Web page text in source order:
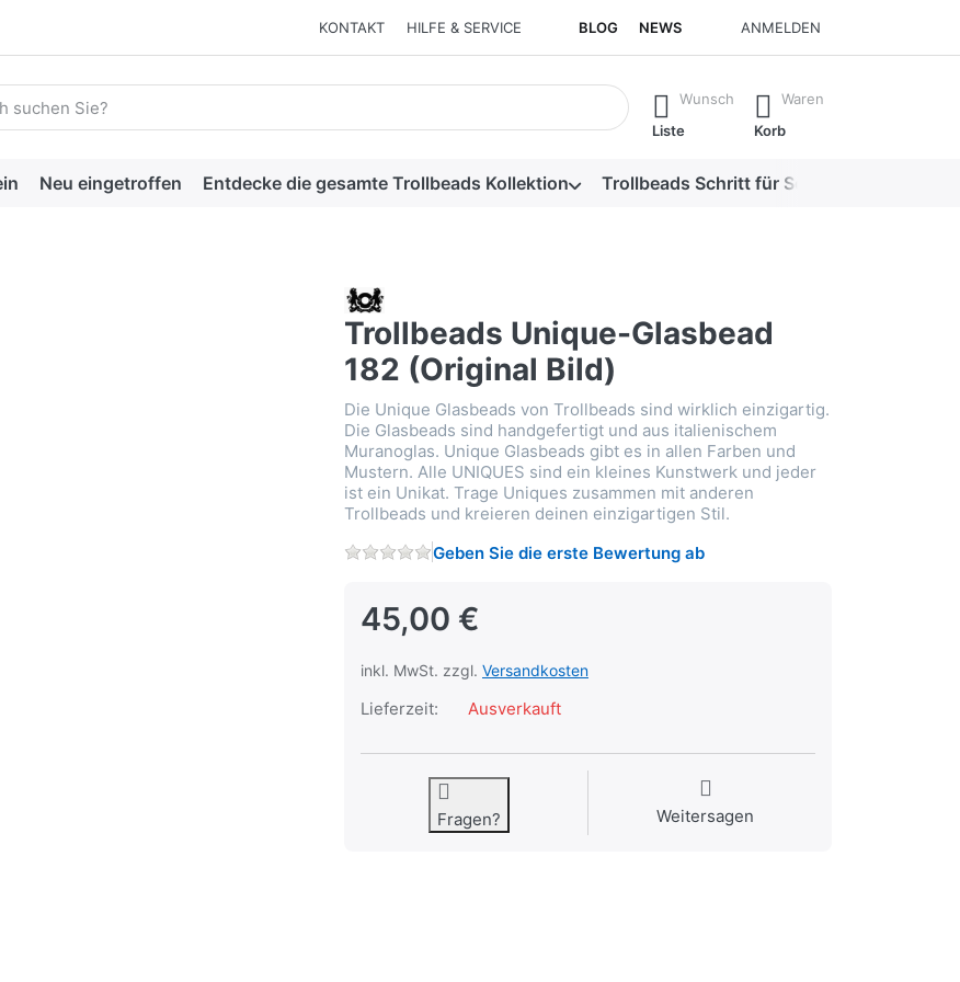
KONTAKT HILFE & SERVICE BLOG NEWS ANMELDEN
Suchbegriff ein. Während Sie tippen, erscheinen automatisch erste Ergebnisse. Drücken Sie die Eingabetaste, um alle
Wunsch
Liste
Waren
Korb
Neu eingetroffen Entdecke die gesamte Trollbeads Kollektion Trollbeads Schritt für Schritt
Trollbeads Unique-Glasbead
182 (Original Bild)
Die Unique Glasbeads von Trollbeads sind wirklich einzigartig.
Die Glasbeads sind handgefertigt und aus italienischem
Muranoglas. Unique Glasbeads gibt es in allen Farben und
Mustern. Alle UNIQUES sind ein kleines Kunstwerk und jeder
ist ein Unikat. Trage Uniques zusammen mit anderen
Trollbeads und kreieren deinen einzigartigen Stil.
Geben Sie die erste Bewertung ab
45,00 €
inkl. MwSt. zzgl. Versandkosten
Lieferzeit: Ausverkauft
Fragen? Weitersagen